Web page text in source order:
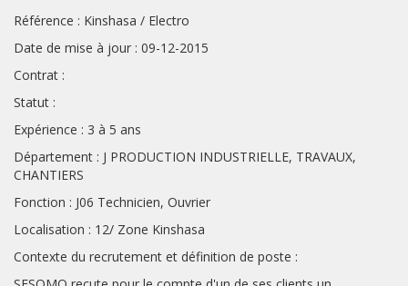
Référence : Kinshasa / Electro
Date de mise à jour : 09-12-2015
Contrat :
Statut :
Expérience : 3 à 5 ans
Département : J PRODUCTION INDUSTRIELLE, TRAVAUX,
CHANTIERS
Fonction : J06 Technicien, Ouvrier
Localisation : 12/ Zone Kinshasa
Contexte du recrutement et définition de poste :